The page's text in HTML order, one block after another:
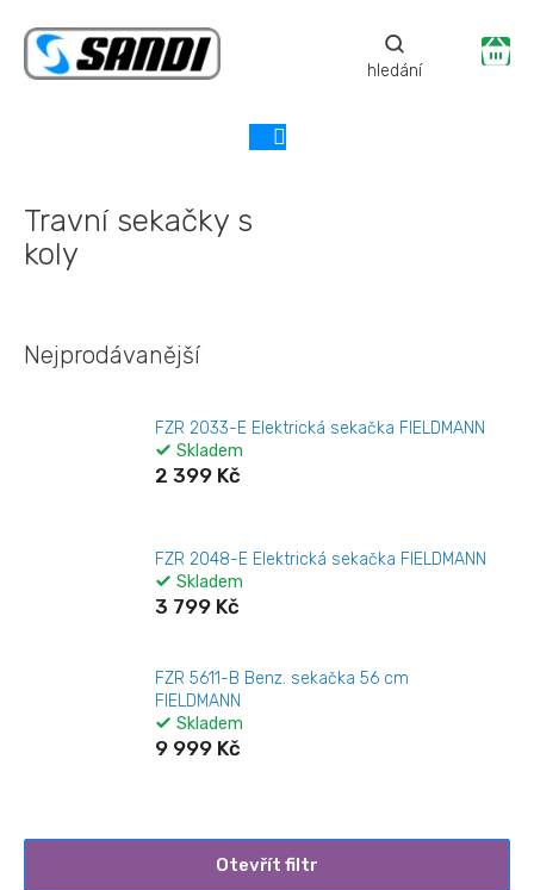
obsah
Travní sekačky s
koly
Nejprodávanější
FZR 2033-E Elektrická sekačka FIELDMANN
Skladem
2 399 Kč
FZR 2048-E Elektrická sekačka FIELDMANN
Skladem
3 799 Kč
FZR 5611-B Benz. sekačka 56 cm
FIELDMANN
Skladem
9 999 Kč
Otevřít filtr